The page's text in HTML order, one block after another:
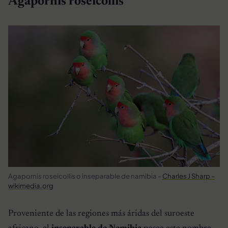
Agapornis roseicollis o inseparable de namibia – Charles J Sharp –
wikimedia.org
Proveniente de las regiones más áridas del suroeste